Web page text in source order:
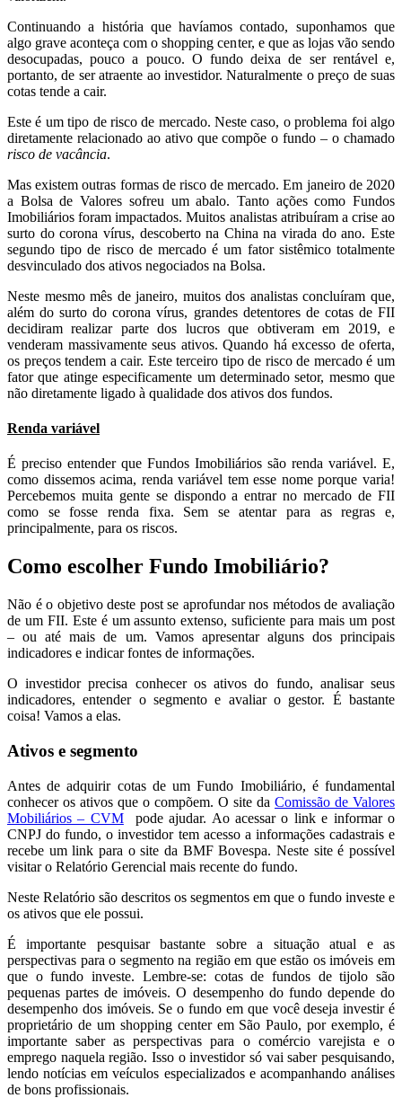
Continuando a história que havíamos contado, suponhamos que
algo grave aconteça com o shopping center, e que as lojas vão sendo
desocupadas, pouco a pouco. O fundo deixa de ser rentável e,
portanto, de ser atraente ao investidor. Naturalmente o preço de suas
cotas tende a cair.
Este é um tipo de risco de mercado. Neste caso, o problema foi algo
diretamente relacionado ao ativo que compõe o fundo – o chamado
risco de vacância.
Mas existem outras formas de risco de mercado. Em janeiro de 2020
a Bolsa de Valores sofreu um abalo. Tanto ações como Fundos
Imobiliários foram impactados. Muitos analistas atribuíram a crise ao
surto do corona vírus, descoberto na China na virada do ano. Este
segundo tipo de risco de mercado é um fator sistêmico totalmente
desvinculado dos ativos negociados na Bolsa.
Neste mesmo mês de janeiro, muitos dos analistas concluíram que,
além do surto do corona vírus, grandes detentores de cotas de FII
decidiram realizar parte dos lucros que obtiveram em 2019, e
venderam massivamente seus ativos. Quando há excesso de oferta,
os preços tendem a cair. Este terceiro tipo de risco de mercado é um
fator que atinge especificamente um determinado setor, mesmo que
não diretamente ligado à qualidade dos ativos dos fundos.
Renda variável
É preciso entender que Fundos Imobiliários são renda variável. E,
como dissemos acima, renda variável tem esse nome porque varia!
Percebemos muita gente se dispondo a entrar no mercado de FII
como se fosse renda fixa. Sem se atentar para as regras e,
principalmente, para os riscos.
Como escolher Fundo Imobiliário?
Não é o objetivo deste post se aprofundar nos métodos de avaliação
de um FII. Este é um assunto extenso, suficiente para mais um post
– ou até mais de um. Vamos apresentar alguns dos principais
indicadores e indicar fontes de informações.
O investidor precisa conhecer os ativos do fundo, analisar seus
indicadores, entender o segmento e avaliar o gestor. É bastante
coisa! Vamos a elas.
Ativos e segmento
Antes de adquirir cotas de um Fundo Imobiliário, é fundamental
conhecer os ativos que o compõem. O site da Comissão de Valores
Mobiliários – CVMpode ajudar. Ao acessar o link e informar o
CNPJ do fundo, o investidor tem acesso a informações cadastrais e
recebe um link para o site da BMF Bovespa. Neste site é possível
visitar o Relatório Gerencial mais recente do fundo.
Neste Relatório são descritos os segmentos em que o fundo investe e
os ativos que ele possui.
É importante pesquisar bastante sobre a situação atual e as
perspectivas para o segmento na região em que estão os imóveis em
que o fundo investe. Lembre-se: cotas de fundos de tijolo são
pequenas partes de imóveis. O desempenho do fundo depende do
desempenho dos imóveis. Se o fundo em que você deseja investir é
proprietário de um shopping center em São Paulo, por exemplo, é
importante saber as perspectivas para o comércio varejista e o
emprego naquela região. Isso o investidor só vai saber pesquisando,
lendo notícias em veículos especializados e acompanhando análises
de bons profissionais.